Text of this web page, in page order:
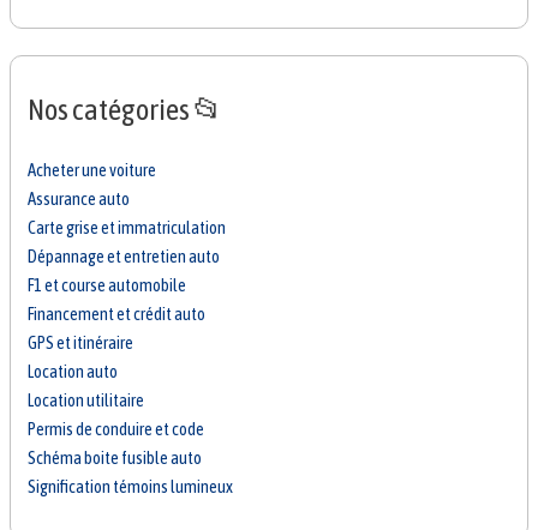
Nos catégories 📂
Acheter une voiture
Assurance auto
Carte grise et immatriculation
Dépannage et entretien auto
F1 et course automobile
Financement et crédit auto
GPS et itinéraire
Location auto
Location utilitaire
Permis de conduire et code
Schéma boite fusible auto
Signification témoins lumineux